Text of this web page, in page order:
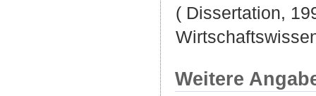
( Dissertation,
Weitere